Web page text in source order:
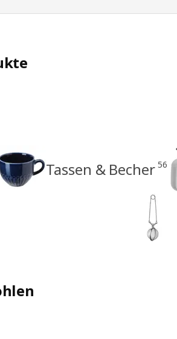
Tassen & Becher 56